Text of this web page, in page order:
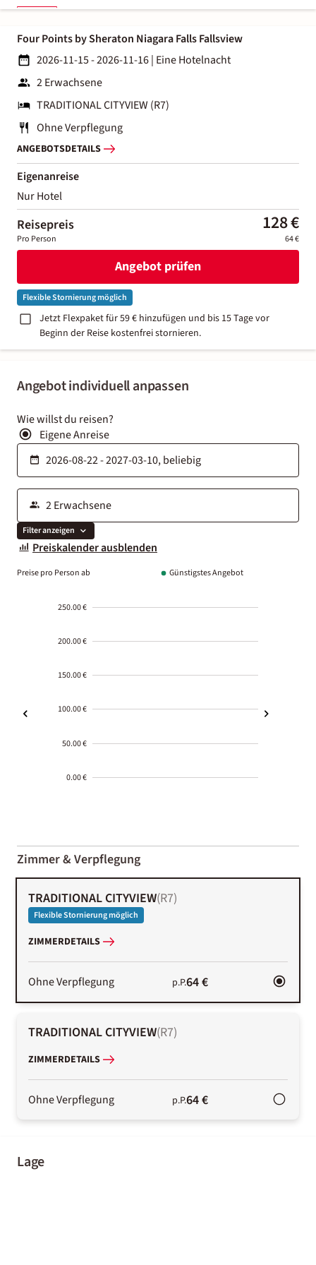
Angebot individuell anpassen
Wie willst du reisen?
Eigene Anreise
Filter anzeigen
Preiskalender ausblenden
Preise pro Person ab Günstigstes Angebot
250.00 €
200.00 €
150.00 €
100.00 €
50.00 €
0.00 €
01-02
Zimmer & Verpflegung
TRADITIONAL CITYVIEW(R7)
Flexible Stornierung möglich
ZIMMERDETAILS
Ohne Verpflegung p.P.64 €
TRADITIONAL CITYVIEW(R7)
ZIMMERDETAILS
Ohne Verpflegung p.P.64 €
Lage
Four Points by Sheraton Niagara Falls Fallsview
2026-11-15 - 2026-11-16| Eine Hotelnacht
2 Erwachsene
TRADITIONAL CITYVIEW (R7)
Ohne Verpflegung
ANGEBOTSDETAILS
Eigenanreise
Nur Hotel
Reisepreis 128 €
Pro Person 64 €
Angebot prüfen
Flexible Stornierung möglich
Jetzt Flexpaket für 59 € hinzufügen und bis 15 Tage vor
Beginn der Reise kostenfrei stornieren.